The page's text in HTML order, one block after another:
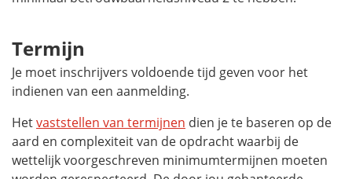
Termijn
Je moet inschrijvers voldoende tijd geven voor het
indienen van een aanmelding.
Hetvaststellen van termijnen dien je te baseren op de
aard en complexiteit van de opdracht waarbij de
wettelijk voorgeschreven minimumtermijnen moeten